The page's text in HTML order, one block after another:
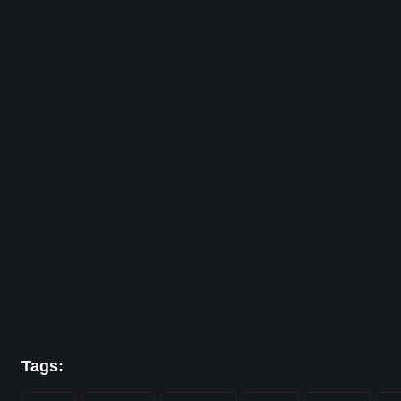
Tags: